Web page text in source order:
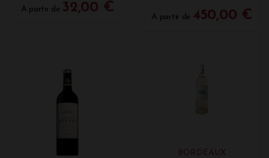
A partir de 32,00 €
A partir de 450,00 €
BORDEAUX